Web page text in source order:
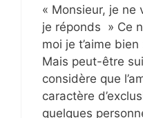
« Monsieur, je ne
je réponds » Ce
moi je t’aime bien
Mais peut-être
considère que
caractère
quelques